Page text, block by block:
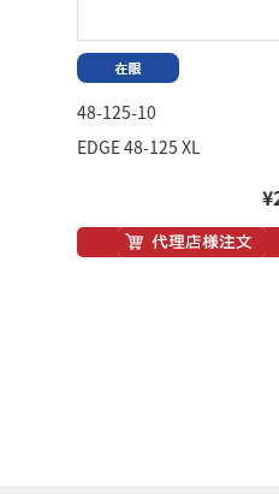
48-125-10
EDGE 48-125 XL